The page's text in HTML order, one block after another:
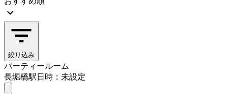
絞り込み
パーティールーム
長堀橋駅日時：未設定